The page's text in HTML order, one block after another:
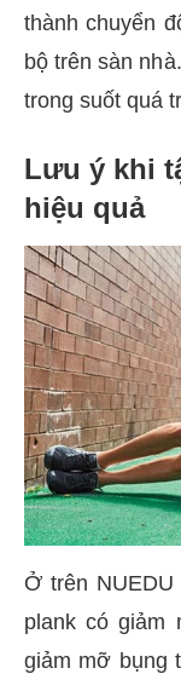
thành chuyển
bộ trên sàn
trong suốt quá
Lưu ý khi
hiệu quả
Ở trên
plank có giảm
giảm mỡ bụng